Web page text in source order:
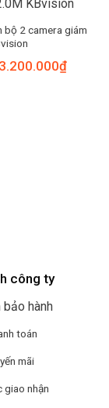
bộ 2 camera giám
3.200.000₫
công ty
bảo hành
toán
mãi
giao nhận